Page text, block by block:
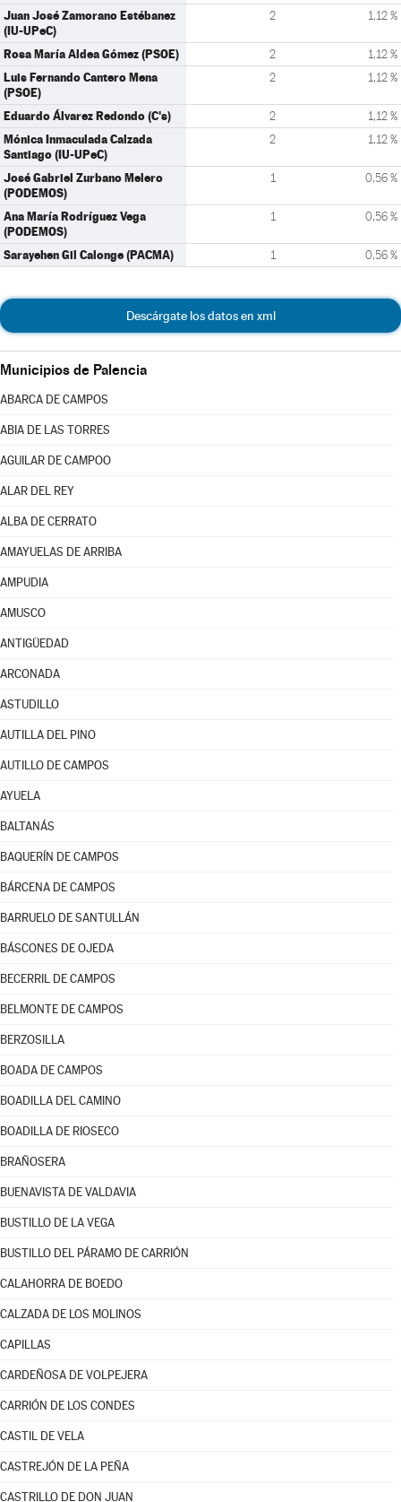
Juan José Zamorano Estébanez
(IU-UPeC)
2 1,12 %
Rosa María Aldea Gómez (PSOE) 2 1,12 %
Luis Fernando Cantero Mena
(PSOE)
2 1,12 %
Eduardo Álvarez Redondo (C's) 2 1,12 %
Mónica Inmaculada Calzada
Santiago (IU-UPeC)
2 1,12 %
José Gabriel Zurbano Melero
(PODEMOS)
1 0,56 %
Ana María Rodríguez Vega
(PODEMOS)
1 0,56 %
Sarayehen Gil Calonge (PACMA) 1 0,56 %
Descárgate los datos en xml
Municipios de Palencia
ABARCA DE CAMPOS
ABIA DE LAS TORRES
AGUILAR DE CAMPOO
ALAR DEL REY
ALBA DE CERRATO
AMAYUELAS DE ARRIBA
AMPUDIA
AMUSCO
ANTIGÜEDAD
ARCONADA
ASTUDILLO
AUTILLA DEL PINO
AUTILLO DE CAMPOS
AYUELA
BALTANÁS
BAQUERÍN DE CAMPOS
BÁRCENA DE CAMPOS
BARRUELO DE SANTULLÁN
BÁSCONES DE OJEDA
BECERRIL DE CAMPOS
BELMONTE DE CAMPOS
BERZOSILLA
BOADA DE CAMPOS
BOADILLA DEL CAMINO
BOADILLA DE RIOSECO
BRAÑOSERA
BUENAVISTA DE VALDAVIA
BUSTILLO DE LA VEGA
BUSTILLO DEL PÁRAMO DE CARRIÓN
CALAHORRA DE BOEDO
CALZADA DE LOS MOLINOS
CAPILLAS
CARDEÑOSA DE VOLPEJERA
CARRIÓN DE LOS CONDES
CASTIL DE VELA
CASTREJÓN DE LA PEÑA
CASTRILLO DE DON JUAN